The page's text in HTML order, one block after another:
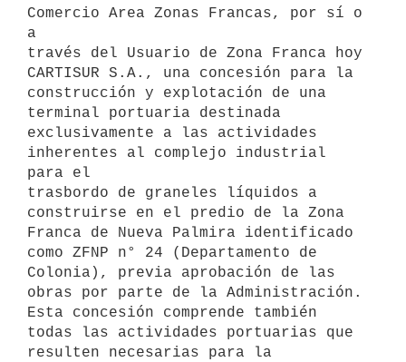
Comercio Area Zonas Francas, por sí o
a
través del Usuario de Zona Franca hoy
CARTISUR S.A., una concesión para la
construcción y explotación de una
terminal portuaria destinada
exclusivamente a las actividades
inherentes al complejo industrial
para el
trasbordo de graneles líquidos a
construirse en el predio de la Zona
Franca de Nueva Palmira identificado
como ZFNP n° 24 (Departamento de
Colonia), previa aprobación de las
obras por parte de la Administración.
Esta concesión comprende también
todas las actividades portuarias que
resulten necesarias para la